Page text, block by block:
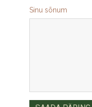
Sinu sõnum